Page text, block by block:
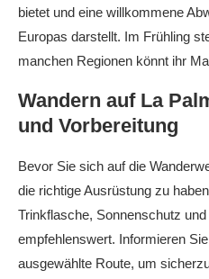
bietet und eine willkommene
Europas darstellt. Im Frühling
manchen Regionen könnt ihr
Wandern auf La
und Vorbereitung
Bevor Sie sich auf die
die richtige Ausrüstung zu
Trinkflasche, Sonnenschutz
empfehlenswert. Informieren
ausgewählte Route, um